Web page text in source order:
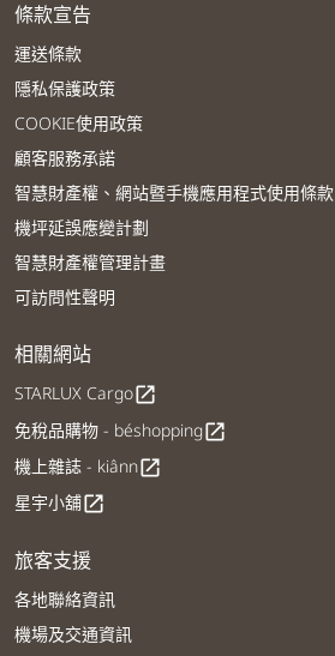
條款宣告
運送條款
隱私保護政策
COOKIE使用政策
顧客服務承諾
智慧財產權、網站暨手機應用程式使用條款
機坪延誤應變計劃
智慧財產權管理計畫
可訪問性聲明
相關網站
STARLUX Cargoopen_in_new
免稅品購物 - béshoppingopen_in_new
機上雜誌 - kiânnopen_in_new
星宇小舖open_in_new
旅客支援
各地聯絡資訊
機場及交通資訊